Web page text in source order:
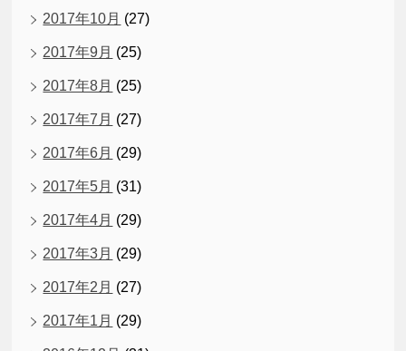
2017年10月 (27)
2017年9月 (25)
2017年8月 (25)
2017年7月 (27)
2017年6月 (29)
2017年5月 (31)
2017年4月 (29)
2017年3月 (29)
2017年2月 (27)
2017年1月 (29)